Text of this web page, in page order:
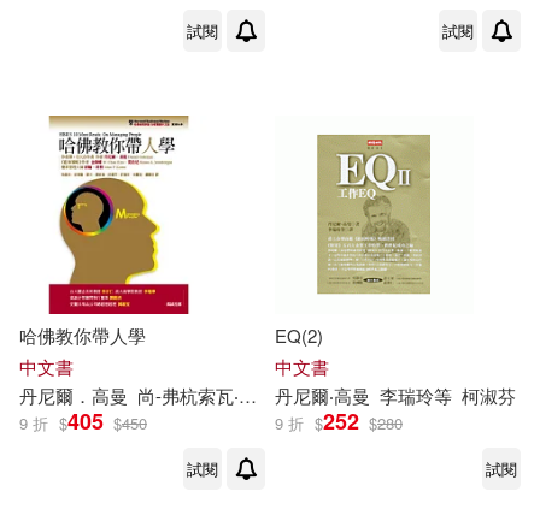
丹尼爾．高曼等(1)
尚-弗杭索瓦‧曼佐尼 等著(1)
菲德烈．赫茲伯格(1)
出版社 (可複選)
哈佛商業評論全球繁體中文版(3)
試閱
試閱
哈佛教你帶人學
中文書
丹尼爾 ． 高曼 尚-弗杭索瓦‧曼佐 尼等著 菲德烈．赫茲伯格 吳佩
9 折 $405 $450
試閱
EQ(2)
中文書
丹尼爾‧高曼 李瑞玲等 柯淑芬
9 折 $252 $280
試閱